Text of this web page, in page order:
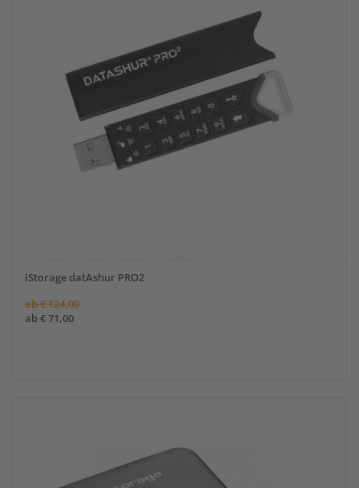
iStorage datAshur PRO2
ab€124,00
ab€71,00